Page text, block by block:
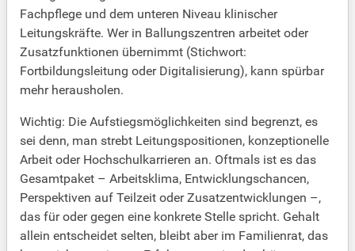
Fachpflege und dem unteren Niveau klinischer
Leitungskräfte. Wer in Ballungszentren arbeitet oder
Zusatzfunktionen übernimmt (Stichwort:
Fortbildungsleitung oder Digitalisierung), kann spürbar
mehr herausholen.
Wichtig: Die Aufstiegsmöglichkeiten sind begrenzt, es
sei denn, man strebt Leitungspositionen, konzeptionelle
Arbeit oder Hochschulkarrieren an. Oftmals ist es das
Gesamtpaket – Arbeitsklima, Entwicklungschancen,
Perspektiven auf Teilzeit oder Zusatzentwicklungen –,
das für oder gegen eine konkrete Stelle spricht. Gehalt
allein entscheidet selten, bleibt aber im Familienrat, das